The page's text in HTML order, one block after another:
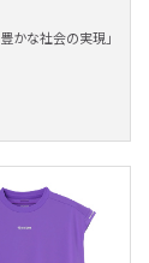
かな社会の実現」